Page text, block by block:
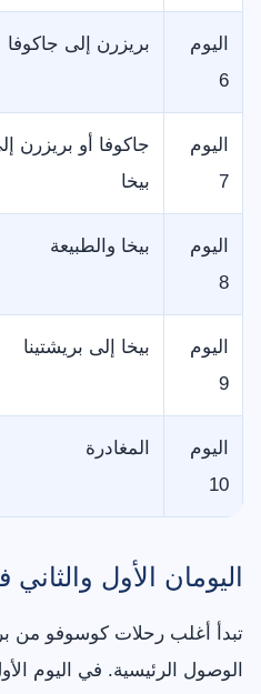
اليوم
6
بريزرن إلى جاكوفا
اليوم
7
جاكوفا أو بريزرن
بيخا
اليوم
8
بيخا والطبيعة
اليوم
9
بيخا إلى بريشتينا
اليوم
10
المغادرة
اليومان الأول والثاني
تبدأ أغلب رحلات كوسوفو من
الوصول الرئيسية. في اليوم